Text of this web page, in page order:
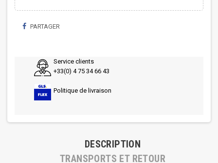
PARTAGER
Service clients
+33(0) 4 75 34 66 43
Politique de livraison
DESCRIPTION
TRANSPORTS ET RETOUR